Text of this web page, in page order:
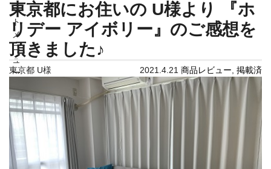
東京都にお住いの U様より 『ホ
リデー アイボリー』のご感想を
頂きました♪
東京都 U様 2021.4.21 商品レビュー 掲載済